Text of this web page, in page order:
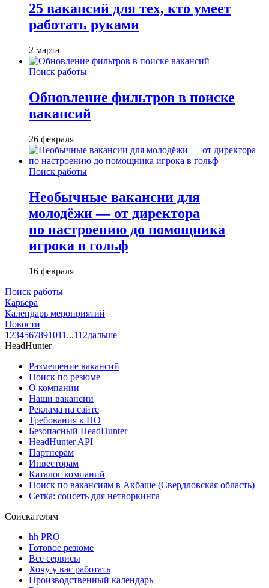
25 вакансий для тех, кто умеет
работать руками
2 марта
Поиск работы
Обновление фильтров в поиске
вакансий
26 февраля
Поиск работы
Необычные вакансии для
молодёжи — от директора
по настроению до помощника
игрока в гольф
16 февраля
Поиск работы
Карьера
Календарь мероприятий
Новости
1 234567891011 ...112дальше
HeadHunter
Размещение вакансий
Поиск по резюме
О компании
Наши вакансии
Реклама на сайте
Требования к ПО
Безопасный HeadHunter
HeadHunter API
Партнерам
Инвесторам
Каталог компаний
Поиск по вакансиям в Акбаше (Свердловская область)
Сетка: соцсеть для нетворкинга
Соискателям
hh PRO
Готовое резюме
Все сервисы
Хочу у вас работать
Производственный календарь